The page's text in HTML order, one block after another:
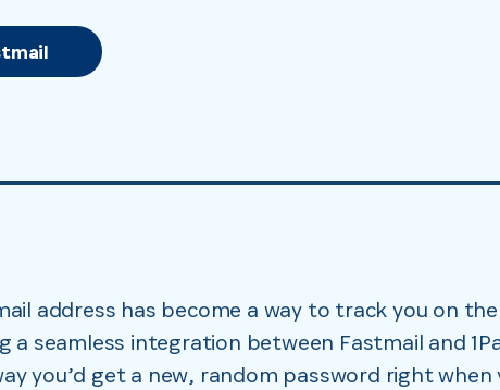
address has become a way to track you on
a seamless integration between Fastmail and
you’d get a new, random password right when